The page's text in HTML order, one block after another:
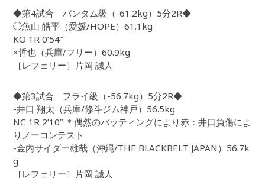
◆第4試合 バンタム級（-61.2kg）5分2R◆
◯魚山 皓平（愛媛/HOPE）61.1kg
KO 1R 0’54″
×哲也（兵庫/フリー）60.9kg
［レフェリー］片岡 誠人
◆第3試合 フライ級（-56.7kg）5分2R◆
-井口 翔太（兵庫/修斗ジム神戸）56.5kg
NC 1R 2’10” ＊偶然のバッティングにより赤：井口負傷によ
りノーコンテスト
-金内サイダー雄哉（沖縄/THE BLACKBELT JAPAN）56.7k
g
［レフェリー］片岡 誠人